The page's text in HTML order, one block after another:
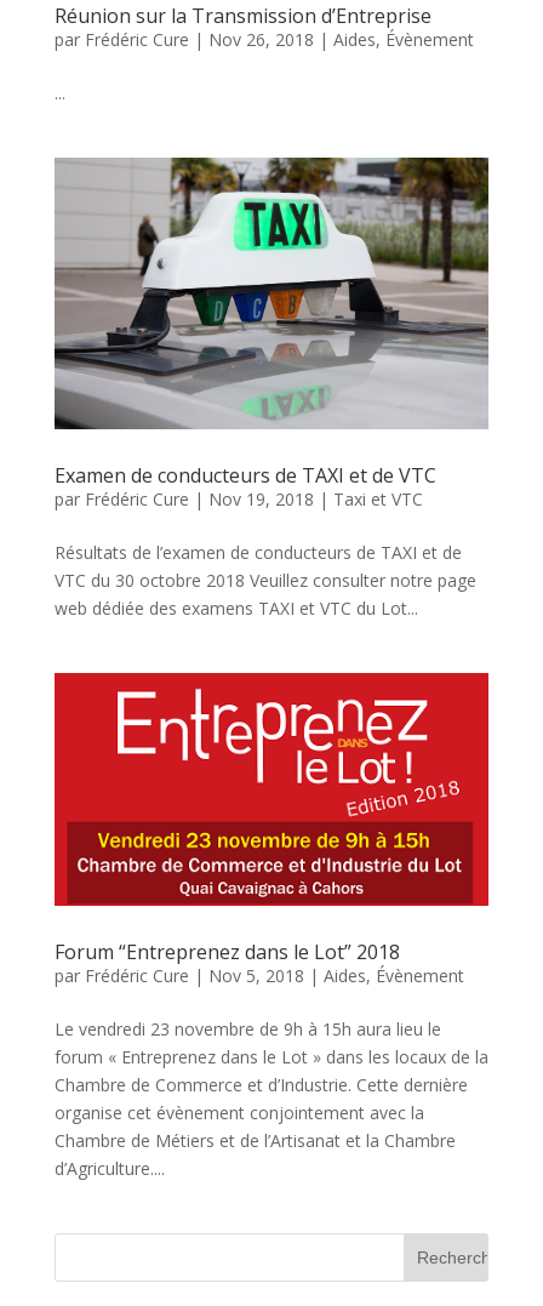
Réunion sur la Transmission d’Entreprise
par Frédéric Cure | Nov 26, 2018 | Aides, Évènement
...
Examen de conducteurs de TAXI et de VTC
par Frédéric Cure | Nov 19, 2018 | Taxi et VTC
Résultats de l’examen de conducteurs de TAXI et de
VTC du 30 octobre 2018 Veuillez consulter notre page
web dédiée des examens TAXI et VTC du Lot...
Forum “Entreprenez dans le Lot” 2018
par Frédéric Cure | Nov 5, 2018 | Aides, Évènement
Le vendredi 23 novembre de 9h à 15h aura lieu le
forum « Entreprenez dans le Lot » dans les locaux de la
Chambre de Commerce et d’Industrie. Cette dernière
organise cet évènement conjointement avec la
Chambre de Métiers et de l’Artisanat et la Chambre
d’Agriculture....
c